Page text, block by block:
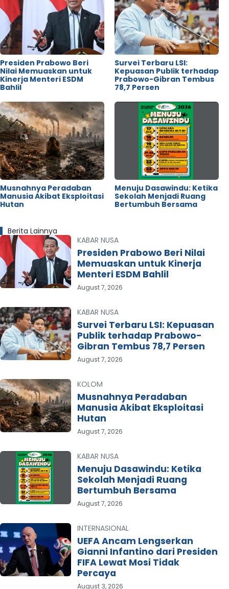
Presiden Prabowo Beri
Nilai Memuaskan untuk
Kinerja Menteri ESDM
Bahlil
Survei Terbaru LSI:
Kepuasan Publik terhadap
Prabowo-Gibran Tembus
78,7 Persen
Musnahnya Peradaban
Manusia Akibat Eksploitasi
Hutan
Menuju Dasawindu: Ketika
Sekolah Menjadi Ruang
Bertumbuh Bersama
Berita Lainnya
KABAR NUSA
Presiden Prabowo Beri Nilai
Memuaskan untuk Kinerja
Menteri ESDM Bahlil
August 7, 2026
KABAR NUSA
Survei Terbaru LSI: Kepuasan
Publik terhadap Prabowo-
Gibran Tembus 78,7 Persen
August 7, 2026
KOLOM
Musnahnya Peradaban
Manusia Akibat Eksploitasi
Hutan
August 7, 2026
KABAR NUSA
Menuju Dasawindu: Ketika
Sekolah Menjadi Ruang
Bertumbuh Bersama
August 7, 2026
INTERNASIONAL
UEFA Ancam Lengserkan
Gianni Infantino dari Presiden
FIFA Lewat Mosi Tidak
Percaya
August 3, 2026